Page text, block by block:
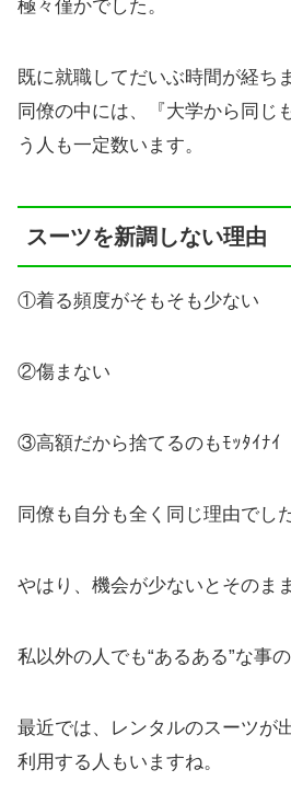
極々僅かでした。
既に就職してだいぶ時間が経ち
同僚の中には、『大学から同じ
う人も一定数います。
スーツを新調しない理由
①着る頻度がそもそも少ない
②傷まない
③高額だから捨てるのもﾓｯﾀｲﾅｲ
同僚も自分も全く同じ理由でした
やはり、機会が少ないとそのま
私以外の人でも“あるある”な事の
最近では、レンタルのスーツが
利用する人もいますね。